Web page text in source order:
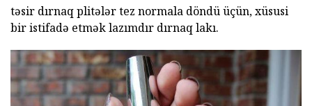
təsir dırnaq plitələr tez normala döndü üçün, xüsusi
bir istifadə etmək lazımdır dırnaq lakı.